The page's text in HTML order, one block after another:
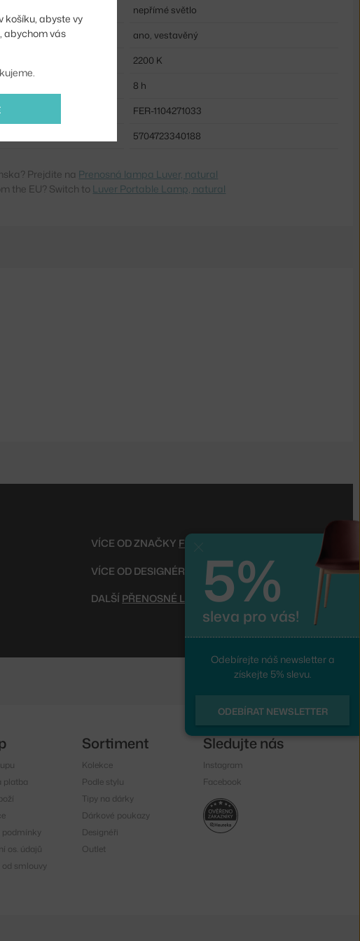
nepřímé světlo
ano, vestavěný
2200 K
8 h
FER-1104271033
5704723340188
Prejdite na Prenosná lampa Luver, natural
the EU? Switch to Luver Portable Lamp, natural
VÍCE OD ZNAČKY FERM LIVING
VÍCE OD DESIGNÉRA JØRN UTZON
DALŠÍ PŘENOSNÉ LAMPY
košíku, abyste vy
abychom vás
5%
sleva pro vás!
Odebírejte náš newsletter a
získejte 5% slevu.
ODEBÍRAT NEWSLETTER
platba
podmínky
os. údajů
smlouvy
Sortiment
Kolekce
Podle stylu
Tipy na dárky
Dárkové poukazy
Designéři
Outlet
Sledujte nás
Instagram
Facebook